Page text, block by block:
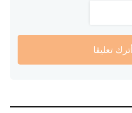
أترك تعليقا